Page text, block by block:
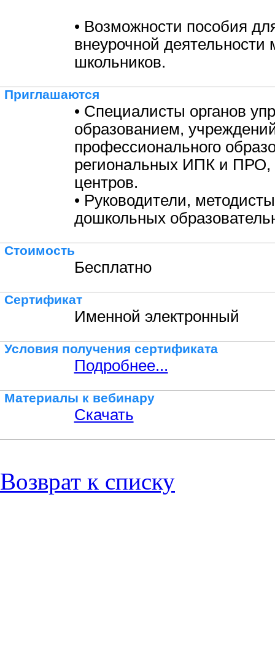
• Возможности пособия
внеурочной
школьников.
Приглашаются
• Специалисты органов
образованием,
профессионального
региональных ИПК и ПРО,
центров.
• Руководители,
дошкольных
Стоимость
Бесплатно
Сертификат
Именной электронный
Условия получения сертификата
Подробнее...
Материалы к вебинару
Скачать
Возврат к списку